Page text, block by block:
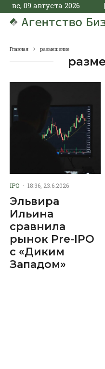
вс, 09 августа 2026 |
Главная размещение
IPO · 18:36, 23.6.2026
Эльвира
Ильина
сравнила
рынок Pre-IPO
с «Диким
Западом»